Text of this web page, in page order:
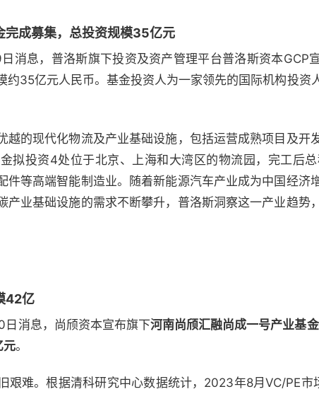
完成募集，总投资规模35亿元
消息，普洛斯旗下投资及资产管理平台普洛斯资本GCP
约35亿元人民币。基金投资人为一家领先的国际机构投资
越的现代化物流及产业基础设施，包括运营成熟项目及开
拟投资4处位于北京、上海和大湾区的物流园，完工后
件等高端智能制造业。随着新能源汽车产业成为中国经济
产业基础设施的需求不断攀升，普洛斯洞察这一产业趋势
42亿
消息，尚颀资本宣布旗下河南尚颀汇融尚成一号产业基金
元。
艰难。根据清科研究中心数据统计，2023年8月VC/PE市